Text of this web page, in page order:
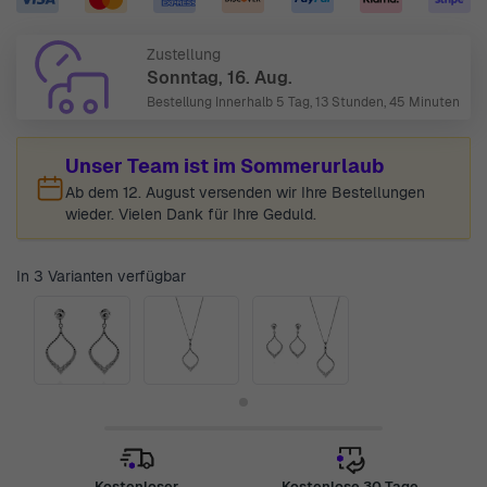
Zustellung
Sonntag, 16. Aug.
Bestellung Innerhalb 5 Tag, 13 Stunden, 45 Minuten
Unser Team ist im Sommerurlaub
Ab dem 12. August versenden wir Ihre Bestellungen
wieder. Vielen Dank für Ihre Geduld.
In 3 Varianten verfügbar